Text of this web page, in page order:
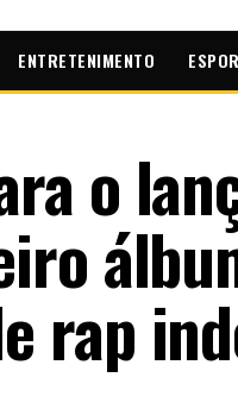
ENTRETENIMENTO
o
rap